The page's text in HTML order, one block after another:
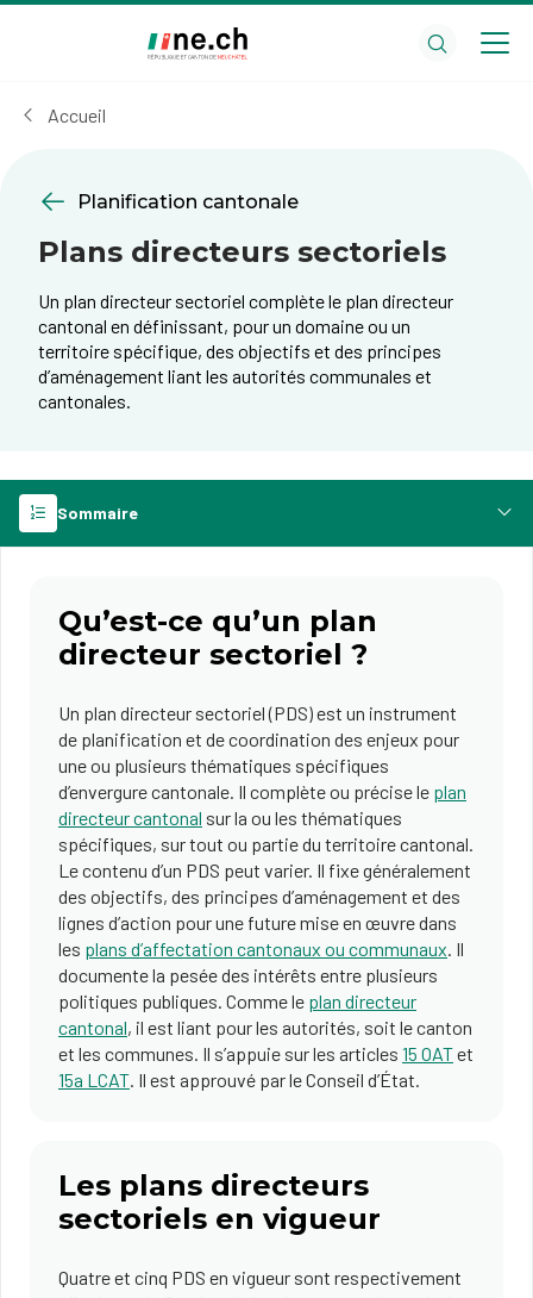
cookies
Accueil
Planification cantonale
Plans directeurs sectoriels
Un plan directeur sectoriel complète le plan directeur
cantonal en définissant, pour un domaine ou un
territoire spécifique, des objectifs et des principes
d’aménagement liant les autorités communales et
cantonales.
Sommaire
Qu’est-ce qu’un plan
directeur sectoriel ?
Un plan directeur sectoriel (PDS) est un instrument
de planification et de coordination des enjeux pour
une ou plusieurs thématiques spécifiques
d’envergure cantonale. Il complète ou précise le plan
directeur cantonal sur la ou les thématiques
spécifiques, sur tout ou partie du territoire cantonal.
Le contenu d’un PDS peut varier. Il fixe généralement
des objectifs, des principes d’aménagement et des
lignes d’action pour une future mise en œuvre dans
les plans d’affectation cantonaux ou communaux. Il
documente la pesée des intérêts entre plusieurs
politiques publiques. Comme le plan directeur
cantonal, il est liant pour les autorités, soit le canton
et les communes. Il s’appuie sur les articles 15 OATet
15a LCAT. Il est approuvé par le Conseil d’État.
Les plans directeurs
sectoriels en vigueur
Quatre et cinq PDS en vigueur sont respectivement